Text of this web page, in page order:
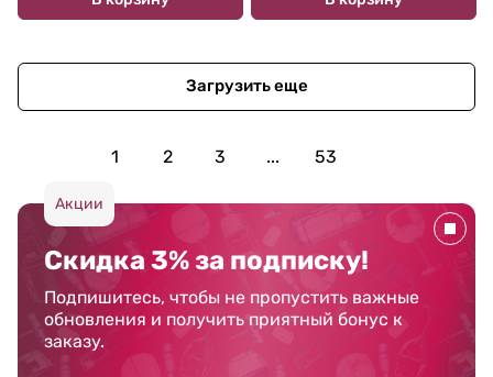
Загрузить еще
1 2 3 ... 53
Акции
Скидка 3% за подписку!
Подпишитесь, чтобы не пропустить важные
обновления и получить приятный бонус к
заказу.